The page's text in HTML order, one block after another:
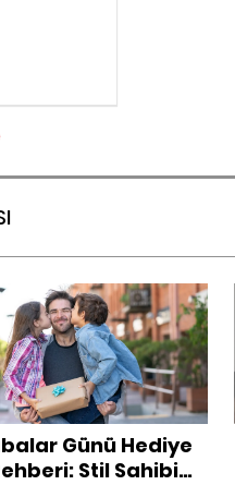
Günü Hediye
Stil Sahibi